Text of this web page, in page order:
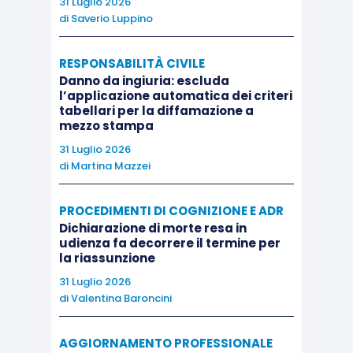
incompatibile con l’inerzia richiesta dall’art. 2934
Ne deriva un effetto interruttivo “de die in diem”,
destinato a protrarsi per tutta la durata
fisiologica della procedura.
QUESTIONI
La sentenza assume rilievo sistematico perché
ridefinisce il rapporto tra autonomia privata,
strumenti tecnici di composizione del conflitto e
tutela giurisdizionale.
La Corte ricostruisce la natura della perizia
di Saverio Luppino
RESPONSABILITÀ CIVILE
Danno da ingiuria: escluda
l’applicazione automatica dei criteri
tabellari per la diffamazione a
mezzo stampa
31 Luglio 2026
di Martina Mazzei
PROCEDIMENTI DI COGNIZIONE E ADR
Dichiarazione di morte resa in
udienza fa decorrere il termine per
la riassunzione
31 Luglio 2026
diValentina Baroncini
AGGIORNAMENTO PROFESSIONALE